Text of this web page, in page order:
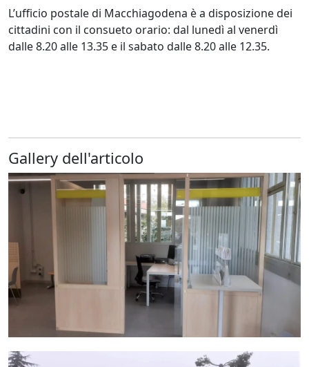
L’ufficio postale di Macchiagodena è a disposizione dei
cittadini con il consueto orario: dal lunedì al venerdì
dalle 8.20 alle 13.35 e il sabato dalle 8.20 alle 12.35.
Gallery dell'articolo